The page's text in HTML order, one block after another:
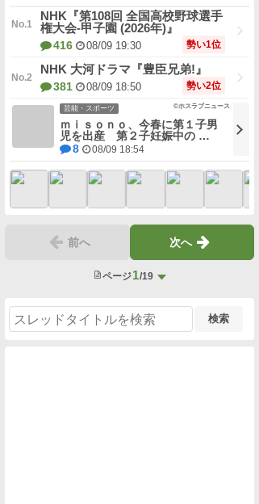
NHK『第108回 全国高校野球選手
権大会-甲子園 (2026年)』
416 08/09 19:30 勢い1位
NHK 大河ドラマ『豊臣兄弟!』
381 08/09 18:50 勢い2位
ｍｉｓｏｎｏ、今春に第１子男
児を出産 第２子妊娠中の …
8 08/09 18:54
芸能・スポーツ ©ホスラブニュース
前へ 次へ
ページ1 /19
検索